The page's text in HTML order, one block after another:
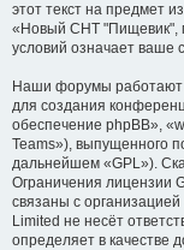
этот текст на предмет
«Новый СНТ "Пищевик",
условий означает ваше
Наши форумы работают
для создания
обеспечение phpBB»,
Teams»), выпущенного
дальнейшем «GPL»).
Ограничения лицензии
связаны с
Limited не несёт
определяет в качестве